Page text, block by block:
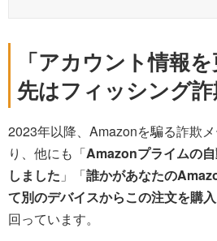
「アカウント情報
先はフィッシング
2023年以降、Amazonを騙る詐欺
り、他にも「Amazonプライムの
しました 」「誰かがあなたの
て別のデバイスからこの注文を購入
回っています。